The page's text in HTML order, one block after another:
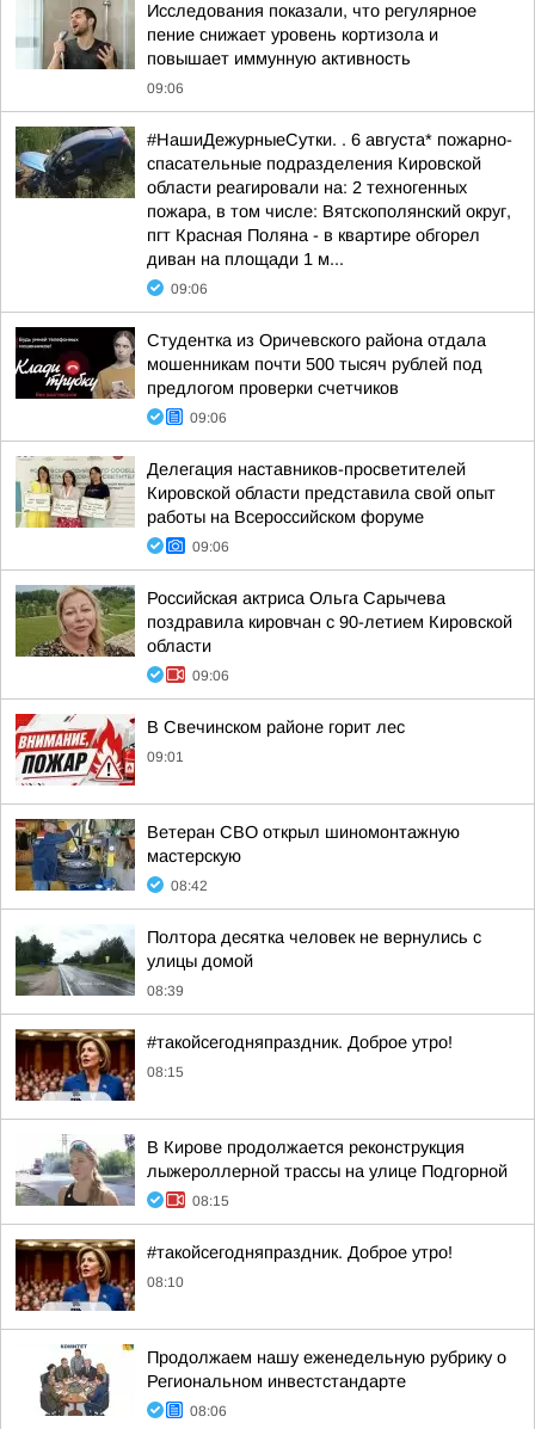
Исследования показали, что регулярное
пение снижает уровень кортизола и
повышает иммунную активность
09:06
#НашиДежурныеСутки. . 6 августа* пожарно-
спасательные подразделения Кировской
области реагировали на: 2 техногенных
пожара, в том числе: Вятскополянский округ,
пгт Красная Поляна - в квартире обгорел
диван на площади 1 м...
09:06
Студентка из Оричевского района отдала
мошенникам почти 500 тысяч рублей под
предлогом проверки счетчиков
09:06
Делегация наставников-просветителей
Кировской области представила свой опыт
работы на Всероссийском форуме
09:06
Российская актриса Ольга Сарычева
поздравила кировчан с 90-летием Кировской
области
09:06
В Свечинском районе горит лес
09:01
Ветеран СВО открыл шиномонтажную
мастерскую
08:42
Полтора десятка человек не вернулись с
улицы домой
08:39
#такойсегодняпраздник. Доброе утро!
08:15
В Кирове продолжается реконструкция
лыжероллерной трассы на улице Подгорной
08:15
#такойсегодняпраздник. Доброе утро!
08:10
Продолжаем нашу еженедельную рубрику о
Региональном инвестстандарте
08:06